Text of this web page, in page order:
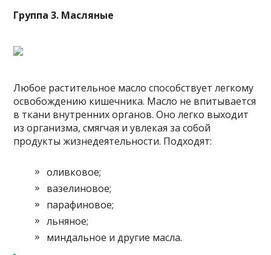
Группа 3. Масляные
Любое растительное масло способствует легкому
освобождению кишечника. Масло не впитывается
в ткани внутренних органов. Оно легко выходит
из организма, смягчая и увлекая за собой
продукты жизнедеятельности. Подходят:
оливковое;
вазелиновое;
парафиновое;
льняное;
миндальное и другие масла.